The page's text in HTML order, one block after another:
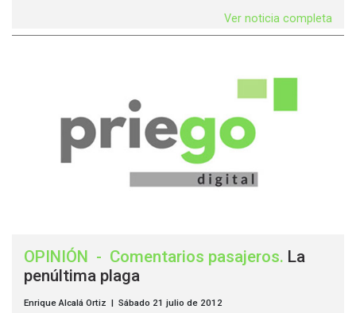
Ver noticia completa
OPINIÓN - Comentarios pasajeros. La
penúltima plaga
Enrique Alcalá Ortiz | Sábado 21 julio de 2012